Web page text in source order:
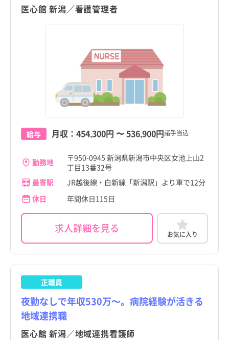
医心館 新潟／看護管理者
給与 月収： 454,300円 〜536,900円諸手当込
勤務地
〒950-0945 新潟県新潟市中央区女池上山2
丁目13番32号
最寄駅
JR越後線・白新線「新潟駅」より車で12分
休日
年間休日115日
求人詳細を見る お気に入り
正職員
夜勤なしで年収530万～。病院経験が活きる
地域連携職
医心館 新潟／地域連携看護師